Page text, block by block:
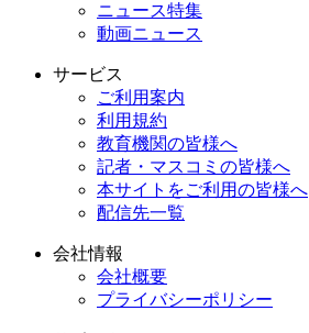
ニュース特集
動画ニュース
サービス
ご利用案内
利用規約
教育機関の皆様へ
記者・マスコミの皆様へ
本サイトをご利用の皆様へ
配信先一覧
会社情報
会社概要
プライバシーポリシー